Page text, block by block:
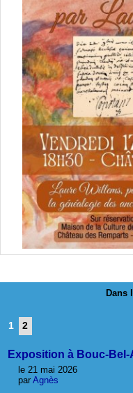
Dans
1 2
Exposition à Bouc-Bel-
le 21 mai 2026
par Agnès